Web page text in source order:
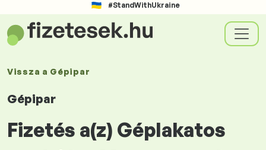
#StandWithUkraine
Vissza a Gépipar
Gépipar
Fizetés a(z) Géplakatos